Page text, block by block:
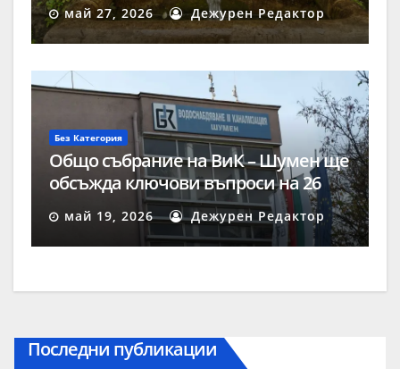
май 27, 2026 Дежурен Редактор
Без Категория
Общо събрание на ВиК – Шумен ще
обсъжда ключови въпроси на 26
май 19, 2026 Дежурен Редактор
Последни публикации